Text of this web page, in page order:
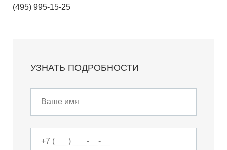
(495) 995-15-25
УЗНАТЬ ПОДРОБНОСТИ